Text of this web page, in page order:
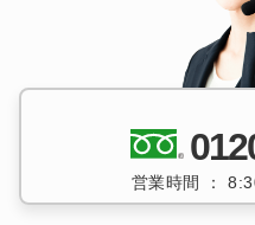
営業時間 ：